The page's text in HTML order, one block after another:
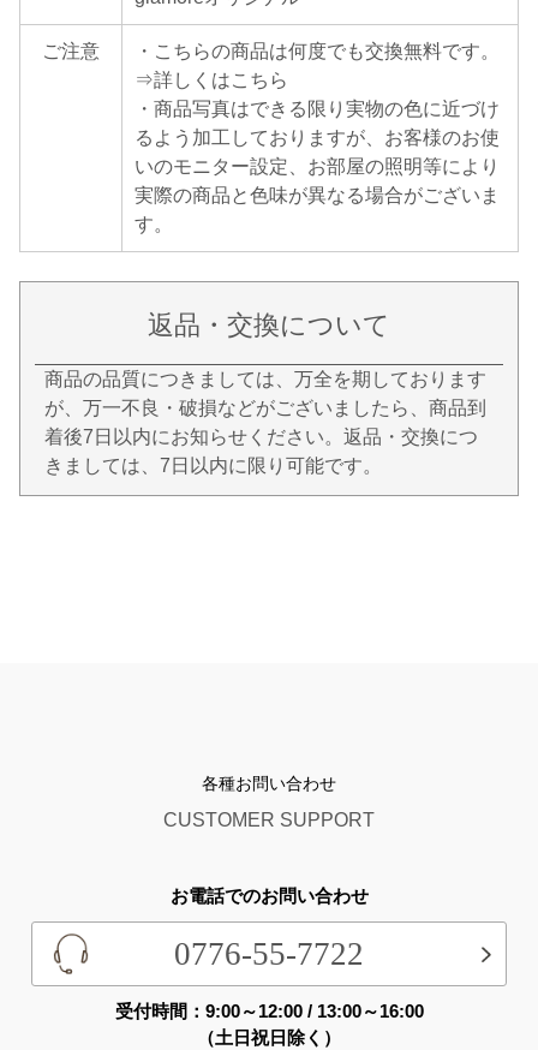
ご注意
・こちらの商品は何度でも交換無料です。
⇒詳しくはこちら
・商品写真はできる限り実物の色に近づけ
るよう加工しておりますが、お客様のお使
いのモニター設定、お部屋の照明等により
実際の商品と色味が異なる場合がございま
す。
返品・交換について
商品の品質につきましては、万全を期しております
が、万一不良・破損などがございましたら、商品到
着後7日以内にお知らせください。返品・交換につ
きましては、7日以内に限り可能です。
各種お問い合わせ
CUSTOMER SUPPORT
お電話でのお問い合わせ
0776-55-7722
受付時間：9:00～12:00 / 13:00～16:00
（土日祝日除く）